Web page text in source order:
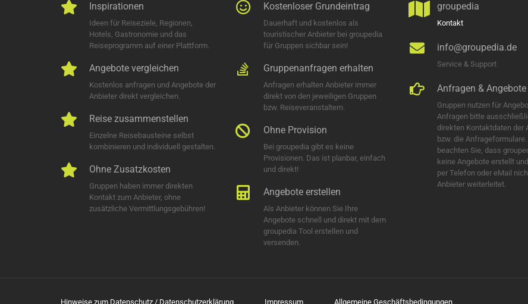
Inspirationen
Ideen für Reiseziele, Regionen,
Hotels, Gastronomie und das
Reiseprogramm auf einer Plattform.
Angebote vergleichen
Kostenlos anfragen und Angebote der
Anbieter direkt vergleichen.
Reise zusammenstellen
Einzelne Reisebausteine selbst
kombinieren und individuell gestalten.
Ohne Zusatzkosten
Gruppen haben immer direkten
Kontakt zum Anbieter, ohne
zusätzliche Vermittlungsgebühren!
Kostenloser Grundeintrag
Dauerhaft und kostenlos als
touristischer Anbieter bei groupedia
für Gruppen sichbar sein!
Gruppenanfragen erhalten
Anfragen erhalten Anbieter immer
direkt von den jeweiligen Gruppen
bzw. Reiseveranstaltern.
Ohne Provision
Bei groupedia gibt es keine
Provisionen. Das ist planbar, einfach
und direkt!
Angebote erstellen
Als Anbieter können Sie Ihre
Angebote schnell und direkt mit dem
groupedia Tool erstellen und
versenden.
groupedia
Kontakt
info@groupedia.de
Service & Support
Anfragen & Angebote
Gruppen nutzen für
Anfragen bitte
direkten Kontaktdaten der
bzw. die
beachten Sie, dass
keine Angebote erstellt
per Telefon oder eMail
Anbieter weiterleitet.
Hinweise zum Datenschutz / Datenschutzerklärung Impressum Allgemeine Geschäftsbedingungen